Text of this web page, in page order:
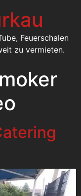
Feuerschalen
zu vermieten.